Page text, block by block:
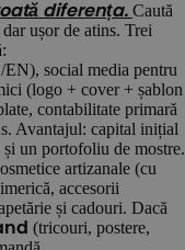
diferența. Caută
ușor de atins. Trei
EN), social media pentru
(logo + cover + șablon
contabilitate primară
Avantajul: capital inițial
un portofoliu de mostre.
artizanale (cu
accesorii
și cadouri. Dacă
(tricouri, postere,